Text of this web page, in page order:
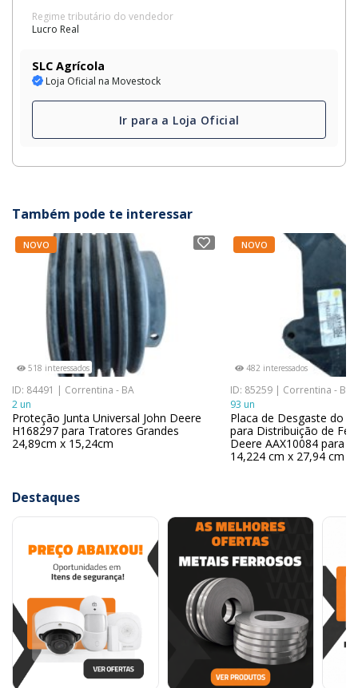
Regime tributário do vendedor
Lucro Real
SLC Agrícola
Loja Oficial na Movestock
Ir para a Loja Oficial
Também pode te interessar
NOVO
518 interessados
ID: 84491 | Correntina - BA
2 un
Proteção Junta Universal John Deere
H168297 para Tratores Grandes
24,89cm x 15,24cm
NOVO
482 interessados
ID: 85259 | Correntina - BA
93 un
Placa de Desgaste do
para Distribuição de
Deere AAX10084 para
14,224 cm x 27,94 cm
Destaques